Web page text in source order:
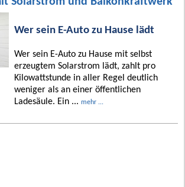
Wer sein E-Auto zu Hause lädt
Wer sein E-Auto zu Hause mit selbst
erzeugtem Solarstrom lädt, zahlt pro
Kilowattstunde in aller Regel deutlich
weniger als an einer öffentlichen
Ladesäule. Ein ... mehr ...